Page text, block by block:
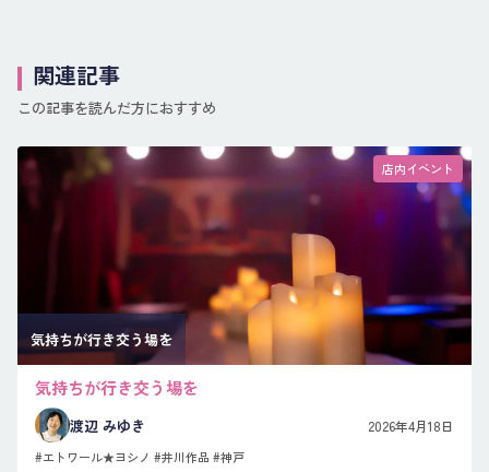
関連記事
この記事を読んだ方におすすめ
店内イベント
気持ちが行き交う場を
気持ちが行き交う場を
渡辺 みゆき 2026年4月18日
#エトワール★ヨシノ #井川作品 #神戸